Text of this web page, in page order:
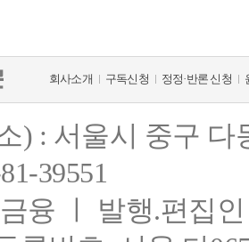
회사소개 구독신청 정정·반론 신청
) : 서울시 중구
39551
융 ㅣ 발행.편집